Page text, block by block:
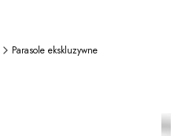
Parasole ekskluzywne